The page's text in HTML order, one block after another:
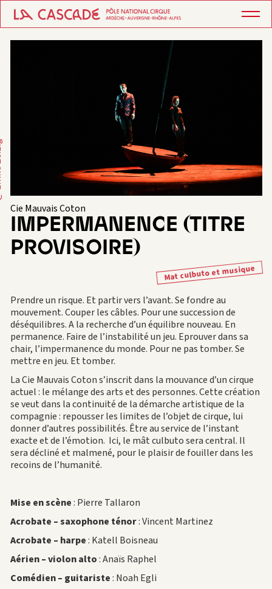
Cie Mauvais Coton
IMPERMANENCE (TITRE
PROVISOIRE)
Mat culbuto et musique
Prendre un risque. Et partir vers l’avant. Se fondre au
mouvement. Couper les câbles. Pour une succession de
déséquilibres. A la recherche d’un équilibre nouveau. En
permanence. Faire de l’instabilité un jeu. Eprouver dans sa
chair, l’impermanence du monde. Pour ne pas tomber. Se
mettre en jeu. Et tomber.
La Cie Mauvais Coton s’inscrit dans la mouvance d’un cirque
actuel : le mélange des arts et des personnes. Cette création
se veut dans la continuité de la démarche artistique de la
compagnie : repousser les limites de l’objet de cirque, lui
donner d’autres possibilités. Être au service de l’instant
exacte et de l’émotion. Ici, le mât culbuto sera central. Il
sera décliné et malmené, pour le plaisir de fouiller dans les
recoins de l’humanité.
Mise en scène: Pierre Tallaron
Acrobate – saxophone ténor: Vincent Martinez
Acrobate – harpe: Katell Boisneau
Aérien – violon alto: Anaïs Raphel
Comédien – guitariste: Noah Egli